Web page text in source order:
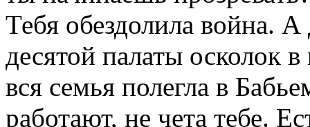
Тебя обездолила война.
десятой палаты осколок
вся семья полегла в
работают, не чета тебе.